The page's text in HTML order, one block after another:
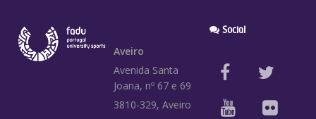
Aveiro
Avenida Santa
Joana, nº 67 e 69
3810-329, Aveiro
Social